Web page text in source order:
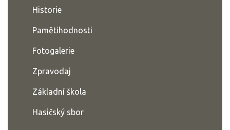
Historie
Pamětihodnosti
Fotogalerie
Zpravodaj
Základní škola
Hasičský sbor